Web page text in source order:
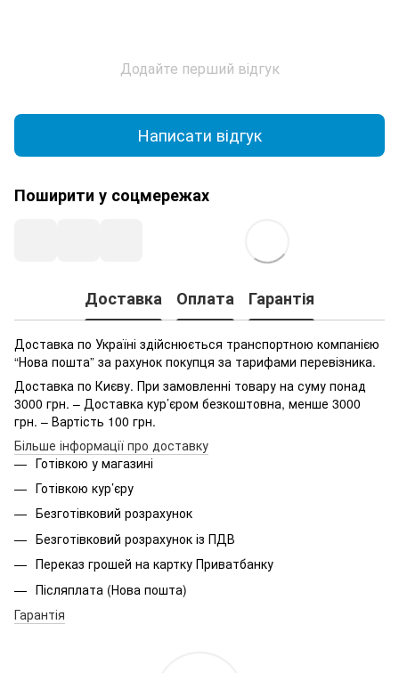
Додайте перший відгук
Написати відгук
Поширити у соцмережах
Доставка Оплата Гарантія
Доставка по Україні здійснюється транспортною компанією
“Нова пошта” за рахунок покупця за тарифами перевізника.
Доставка по Києву. При замовленні товару на суму понад
3000 грн. – Доставка кур’єром безкоштовна, менше 3000
грн. – Вартість 100 грн.
Більше інформації про доставку
Готівкою у магазині
Готівкою кур’єру
Безготівковий розрахунок
Безготівковий розрахунок із ПДВ
Переказ грошей на картку Приватбанку
Післяплата (Нова пошта)
Гарантія